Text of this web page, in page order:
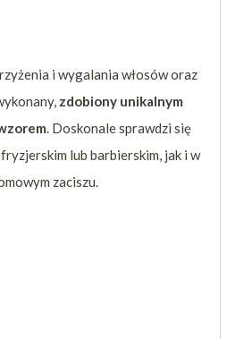
i wygalania włosów oraz
zdobiony unikalnym
. Doskonale sprawdzi się
lub barbierskim, jak i w
zaciszu.